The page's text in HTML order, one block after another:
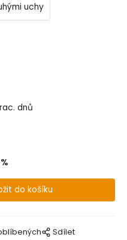
uchy
dnů
%
Sdílet